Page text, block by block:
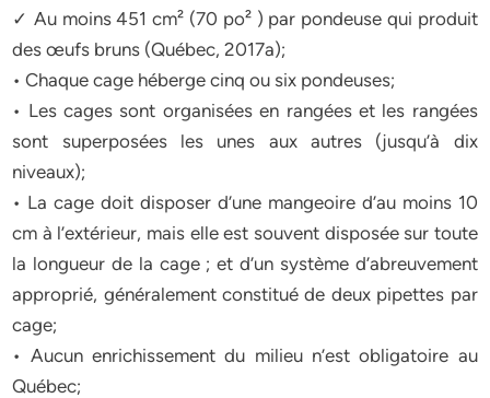
✓ Au moins 451 cm² (70 po² ) par pondeuse qui produit
des œufs bruns (Québec, 2017a);
• Chaque cage héberge cinq ou six pondeuses;
• Les cages sont organisées en rangées et les rangées
sont superposées les unes aux autres (jusqu’à dix
niveaux);
• La cage doit disposer d’une mangeoire d’au moins 10
cm à l’extérieur, mais elle est souvent disposée sur toute
la longueur de la cage ; et d’un système d’abreuvement
approprié, généralement constitué de deux pipettes par
cage;
• Aucun enrichissement du milieu n’est obligatoire au
Québec;